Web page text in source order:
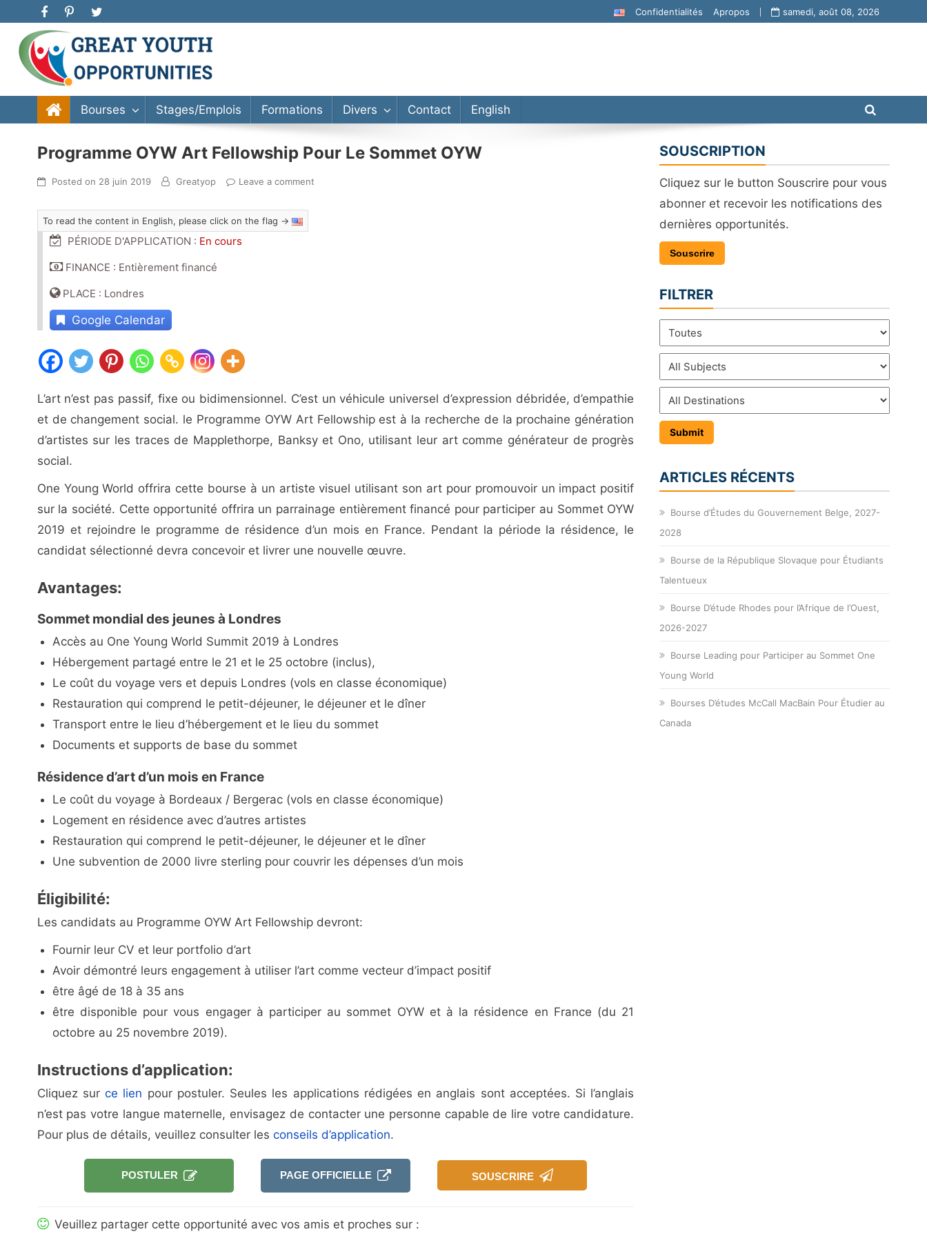
Confidentialités Apropos samedi, août 08, 2026
Great Youth Opportunities
Bourse d’étude, stage, formation, entrepreneuriat
Bourses
Stages/Emplois Formations Divers Contact English
Programme OYW Art Fellowship Pour Le Sommet OYW
Posted on 28 juin 2019 Greatyop Leave a comment
To read the content in English, please click on the flag →
PÉRIODE D'APPLICATION : En cours
FINANCE : Entièrement financé
PLACE : Londres
Google Calendar
L’art n’est pas passif, fixe ou bidimensionnel. C’est un véhicule universel d’expression débridée, d’empathie
et de changement social. le Programme OYW Art Fellowship est à la recherche de la prochaine génération
d’artistes sur les traces de Mapplethorpe, Banksy et Ono, utilisant leur art comme générateur de progrès
social.
One Young World offrira cette bourse à un artiste visuel utilisant son art pour promouvoir un impact positif
sur la société. Cette opportunité offrira un parrainage entièrement financé pour participer au Sommet OYW
2019 et rejoindre le programme de résidence d’un mois en France. Pendant la période la résidence, le
candidat sélectionné devra concevoir et livrer une nouvelle œuvre.
Avantages:
Sommet mondial des jeunes à Londres
Accès au One Young World Summit 2019 à Londres
Hébergement partagé entre le 21 et le 25 octobre (inclus),
Le coût du voyage vers et depuis Londres (vols en classe économique)
Restauration qui comprend le petit-déjeuner, le déjeuner et le dîner
Transport entre le lieu d’hébergement et le lieu du sommet
Documents et supports de base du sommet
Résidence d’art d’un mois en France
Le coût du voyage à Bordeaux / Bergerac (vols en classe économique)
Logement en résidence avec d’autres artistes
Restauration qui comprend le petit-déjeuner, le déjeuner et le dîner
Une subvention de 2000 livre sterling pour couvrir les dépenses d’un mois
Éligibilité:
Les candidats au Programme OYW Art Fellowship devront:
Fournir leur CV et leur portfolio d’art
Avoir démontré leurs engagement à utiliser l’art comme vecteur d’impact positif
être âgé de 18 à 35 ans
être disponible pour vous engager à participer au sommet OYW et à la résidence en France (du 21
octobre au 25 novembre 2019).
Instructions d’application:
Cliquez surce lien pour postuler. Seules les applications rédigées en anglais sont acceptées. Si l’anglais
n’est pas votre langue maternelle, envisagez de contacter une personne capable de lire votre candidature.
Pour plus de détails, veuillez consulter les conseils d’application.
POSTULER PAGE OFFICIELLE SOUSCRIRE
Veuillez partager cette opportunité avec vos amis et proches sur :
SOUSCRIPTION
Cliquez sur le button Souscrire pour vous
abonner et recevoir les notifications des
dernières opportunités.
Souscrire
FILTRER
ARTICLES RÉCENTS
Bourse d’Études du Gouvernement Belge, 2027-
2028
Bourse de la République Slovaque pour Étudiants
Talentueux
Bourse D’étude Rhodes pour l’Afrique de l’Ouest,
2026-2027
Bourse Leading pour Participer au Sommet One
Young World
Bourses D’études McCall MacBain Pour Étudier au
Canada